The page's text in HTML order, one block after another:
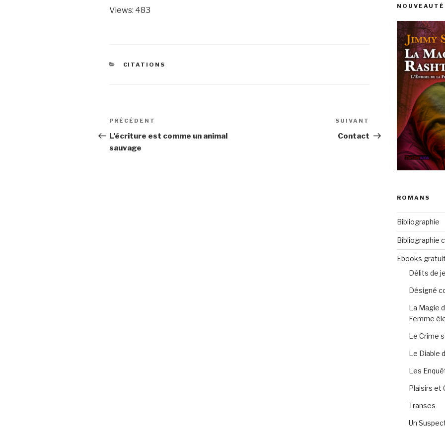
Views: 483
CATÉGORIES
CITATIONS
Navigation
de
l’article
Article
précédent
PRÉCÉDENT
L’écriture est comme un animal
sauvage
Article
suivant
SUIVANT
Contact
ROMANS
Bibliographie
Bibliographie
Ebooks
Délits de
Désigné
La Magie
Femme
Le Crime
Le Diable
Les
Plaisirs et
Transes
Un